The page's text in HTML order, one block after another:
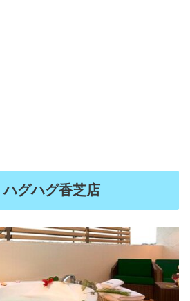
ハグハグ香芝店